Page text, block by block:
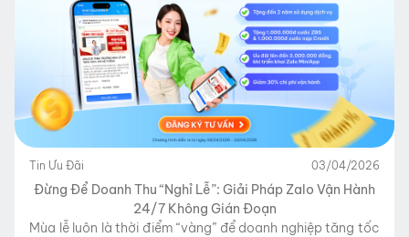
Tin Ưu Đãi 03/04/2026
Đừng Để Doanh Thu “Nghỉ Lễ”: Giải Pháp Zalo Vận Hành
24/7 Không Gián Đoạn
Mùa lễ luôn là thời điểm “vàng” để doanh nghiệp tăng tốc